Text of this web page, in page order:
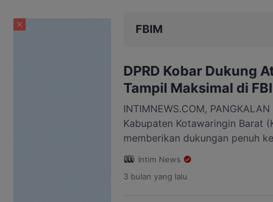
FBIM
DPRD Kobar Dukung
Tampil Maksimal di
INTIMNEWS.COM,
Kabupaten Kotawaringin Barat
memberikan dukungan penuh
budaya dan seniman daerah
pada ajang Festival Budaya
Palangka Raya. Menurut Sri
Intim News
3 bulan yang lalu